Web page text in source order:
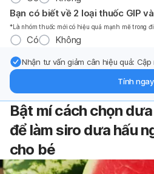
Bạn có biết về 2 loại thuốc GIP
*Là nhóm thuốc mới có hiệu quả mạnh mẽ trong
Có Không
Nhận tư vấn giảm cân hiệu quả:
Tính ngay
Bật mí cách chọn
để làm siro dưa hấu
cho bé